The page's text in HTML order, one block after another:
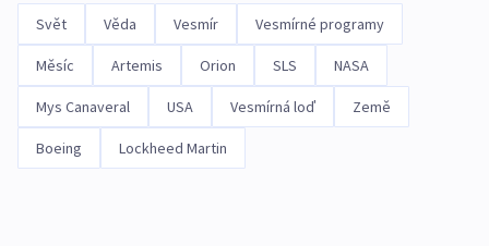
Svět Věda Vesmír Vesmírné programy
Měsíc Artemis Orion SLS NASA
Mys Canaveral USA Vesmírná loď Země
Boeing Lockheed Martin